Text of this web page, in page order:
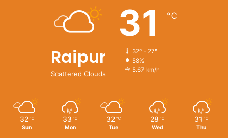
Raipur
Scattered Clouds
31 ℃
32º - 27º
58%
5.67 km/h
32 ℃
Sun
33 ℃
Mon
32 ℃
Tue
28 ℃
Wed
31 ℃
Thu